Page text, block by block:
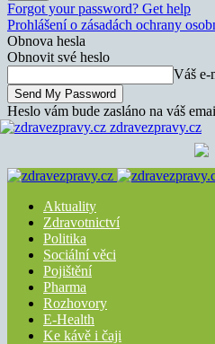
Forgot your password? Get help
Prohlášení o zásadách ochrany
Obnova hesla
Obnovit své heslo
Váš e-
Heslo vám bude zasláno na váš
zdravezpravy.cz
Aktuality
Zdravotnictví
Politika
Sociální věci
Pojištění
Pharma
Rozhovory
E-Health
Ke kávě i čaji